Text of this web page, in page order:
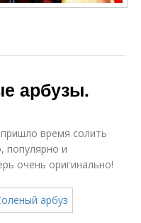
арбузы.
время солить
популярно и
очень оригинально!